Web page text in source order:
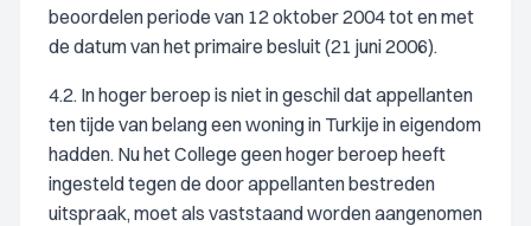
beoordelen periode van 12 oktober 2004 tot en met
de datum van het primaire besluit (21 juni 2006).
4.2. In hoger beroep is niet in geschil dat appellanten
ten tijde van belang een woning in Turkije in eigendom
hadden. Nu het College geen hoger beroep heeft
ingesteld tegen de door appellanten bestreden
uitspraak, moet als vaststaand worden aangenomen